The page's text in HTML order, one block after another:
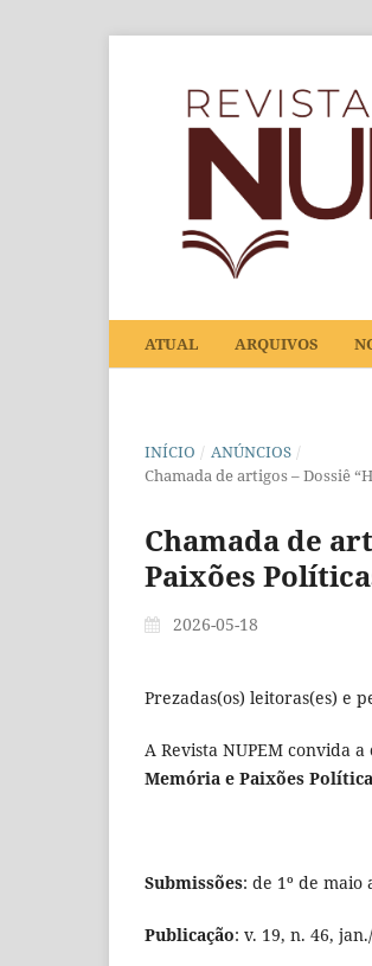
ATUAL ARQUIVOS
INÍCIO / ANÚNCIOS /
Chamada de artigos – Dossiê
Chamada de
Paixões
2026-05-18
Prezadas(os) leitoras(es) e
A Revista NUPEM convida
Memória e Paixões
Submissões: de 1º de maio
Publicação: v. 19, n. 46,